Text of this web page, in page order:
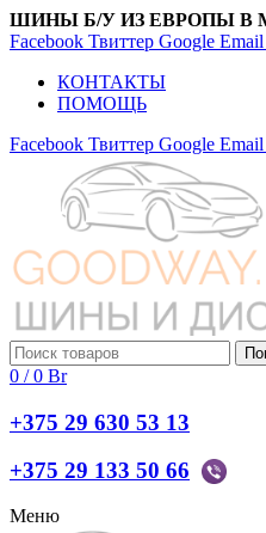
ШИНЫ Б/У ИЗ ЕВРОПЫ В
Facebook Твиттер Google Email
КОНТАКТЫ
ПОМОЩЬ
Facebook Твиттер Google Email
0 / 0 Br
+375 29 630 53 13
+375 29 133 50 66
Меню